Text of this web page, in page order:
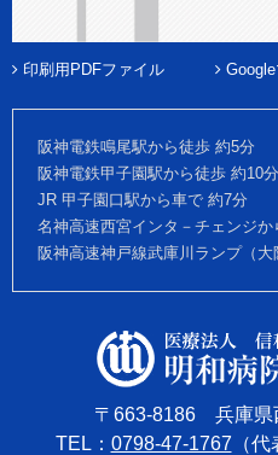
印刷用PDFファイル
阪神電鉄鳴尾駅から徒歩 約5分
阪神電鉄甲子園駅から徒歩 約10分
JR 甲子園口駅から車で 約7分
名神高速西宮インタ－チェンジか
阪神高速神戸線武庫川ランプ（
〒663-8186 兵庫県
TEL： 0798-47-1767 （